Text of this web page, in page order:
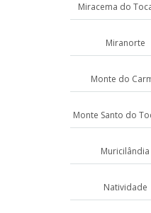
Miracema do
Miranorte
Monte do
Monte Santo do
Muricilândia
Natividade